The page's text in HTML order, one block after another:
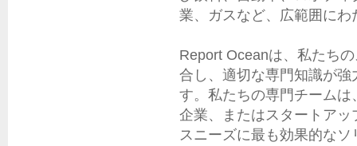
業、ガスなど、広範囲にわ
Report Oceanは、私たち
合し、適切な専門知識が
す。私たちの専門チーム
企業、またはスタートア
スニーズに最も効果的な